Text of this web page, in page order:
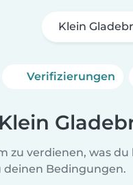
Klein
Verifizierungen
zu verdienen, was du
deinen Bedingungen.